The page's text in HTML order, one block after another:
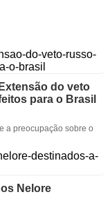
do veto
para o Brasil
a preocupação sobre o
Nelore